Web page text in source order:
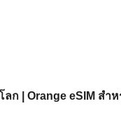
ก | Orange eSIM สํา